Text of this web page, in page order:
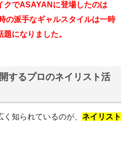
クでASAYANに登場したのは
の派手なギャルスタイルは一時
になりました。
するプロのネイリスト活
知られているのが、 ネイリスト